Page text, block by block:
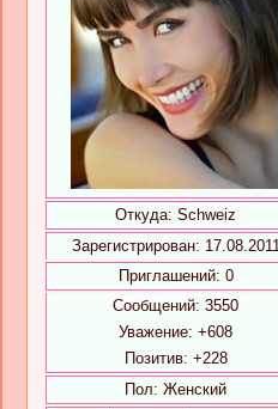
Откуда: Schweiz
Зарегистрирован: 17.08.2011
Приглашений: 0
Сообщений: 3550
Уважение: +608
Позитив: +228
Пол: Женский